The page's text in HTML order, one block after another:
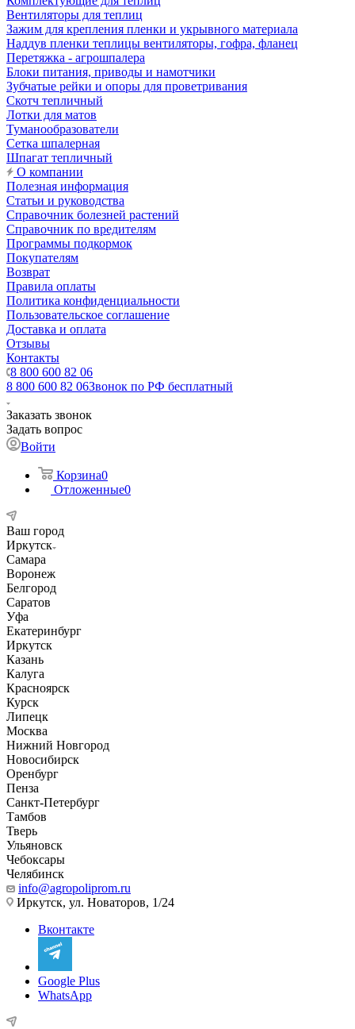
Вентиляторы для теплиц
Зажим для крепления пленки и укрывного материала
Наддув пленки теплицы вентиляторы, гофра, фланец
Перетяжка - агрошпалера
Блоки питания, приводы и намотчики
Зубчатые рейки и опоры для проветривания
Скотч тепличный
Лотки для матов
Туманообразователи
Сетка шпалерная
Шпагат тепличный
О компании
Полезная информация
Статьи и руководства
Справочник болезней растений
Справочник по вредителям
Программы подкормок
Покупателям
Возврат
Правила оплаты
Политика конфиденциальности
Пользовательское соглашение
Доставка и оплата
Отзывы
Контакты
8 800 600 82 06
8 800 600 82 06Звонок по РФ бесплатный
Заказать звонок
Задать вопрос
Войти
Корзина0
Отложенные0
Ваш город
Иркутск
Самара
Воронеж
Белгород
Саратов
Уфа
Екатеринбург
Иркутск
Казань
Калуга
Красноярск
Курск
Липецк
Москва
Нижний Новгород
Новосибирск
Оренбург
Пенза
Санкт-Петербург
Тамбов
Тверь
Ульяновск
Чебоксары
Челябинск
info@agropoliprom.ru
Иркутск, ул. Новаторов, 1/24
Вконтакте
Google Plus
WhatsApp